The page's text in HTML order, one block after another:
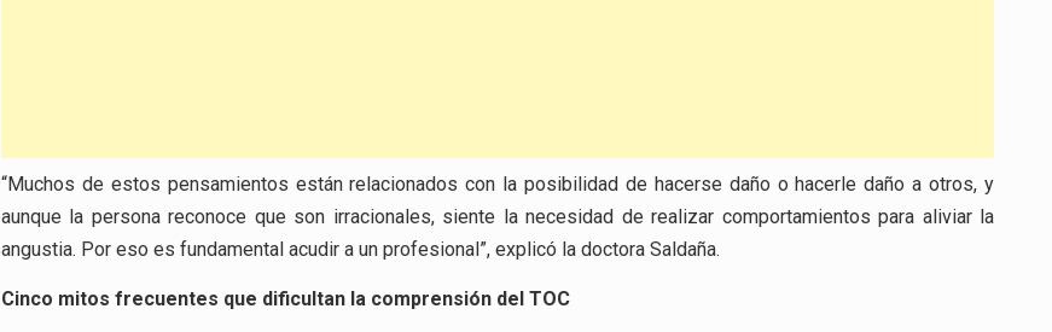
“Muchos de estos pensamientos están relacionados con la posibilidad de hacerse daño o hacerle daño a otros, y
aunque la persona reconoce que son irracionales, siente la necesidad de realizar comportamientos para aliviar la
angustia. Por eso es fundamental acudir a un profesional”, explicó la doctora Saldaña.
Cinco mitos frecuentes que dificultan la comprensión del TOC